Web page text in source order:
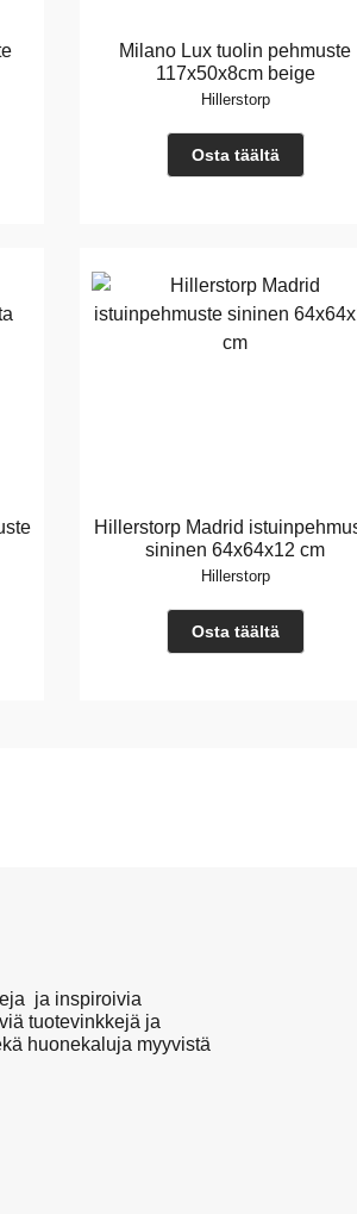
Milano Lux tuolin pehmuste
117x50x8cm beige
Hillerstorp
Osta täältä
Hillerstorp Madrid
sininen 64x64x12 cm
Hillerstorp
Osta täältä
ja inspiroivia
tuotevinkkejä ja
huonekaluja myyvistä